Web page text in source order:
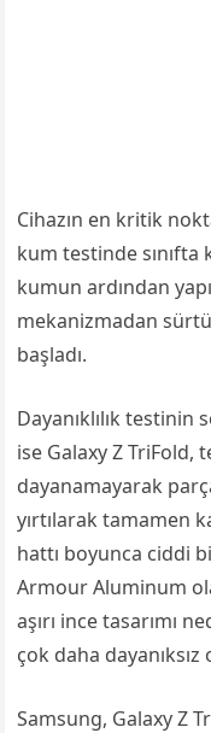
Cihazın en kritik
kum testinde
kumun ardından
mekanizmadan
başladı.
Dayanıklılık
ise Galaxy Z TriFold,
dayanamayarak
yırtılarak tamamen
hattı boyunca ciddi
Armour Aluminum
aşırı ince tasarımı
çok daha
Samsung, Galaxy Z